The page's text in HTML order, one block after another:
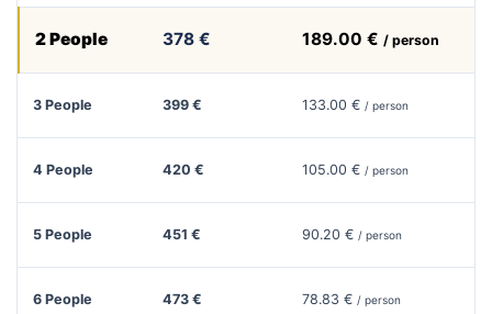
2 People 378 € 189.00 € / person
3 People 399 € 133.00 € / person
4 People 420 € 105.00 € / person
5 People 451 € 90.20 € / person
6 People 473 € 78.83 € / person